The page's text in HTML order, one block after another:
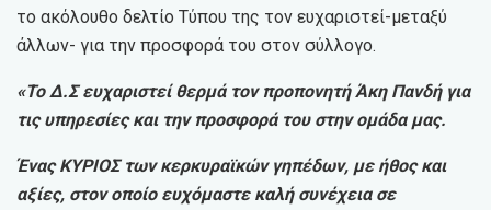
το ακόλουθο δελτίο Τύπου της τον ευχαριστεί-μεταξύ
άλλων- για την προσφορά του στον σύλλογο.
«Το Δ.Σ ευχαριστεί θερμά τον προπονητή Άκη Πανδή για
τις υπηρεσίες και την προσφορά του στην ομάδα μας.
Ένας ΚΥΡΙΟΣ των κερκυραϊκών γηπέδων, με ήθος και
αξίες, στον οποίο ευχόμαστε καλή συνέχεια σε